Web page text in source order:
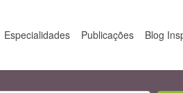
Especialidades Publicações Blog